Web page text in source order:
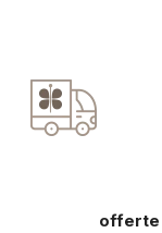
offerte